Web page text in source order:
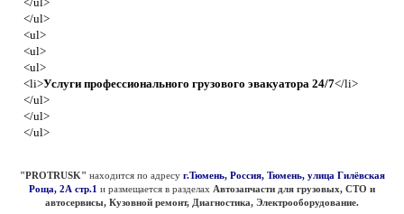
</ul>
<ul>
<ul>
<ul>
<li>Услуги профессионального грузового эвакуатора 24/7</li>
</ul>
</ul>
</ul>
"PROTRUSK" находится по адресу г.Тюмень, Россия, Тюмень, улица Гилёвская
Роща, 2А стр.1 и размещается в разделах Автозапчасти для грузовых, СТО и
автосервисы, Кузовной ремонт, Диагностика, Электрооборудование.